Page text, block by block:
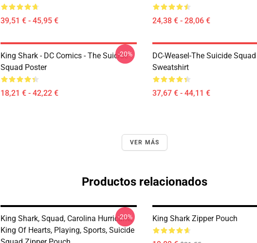
39,51 € - 45,95 € 24,38 € - 28,06 €
King Shark - DC Comics - The Suicide
Squad Poster
18,21 € - 42,22 €
-20%
DC-Weasel-The Suicide
Sweatshirt
37,67 € - 44,11 €
VER MÁS
Productos relacionados
King Shark, Squad, Carolina Hurricane,
King Of Hearts, Playing, Sports, Suicide
-20% King Shark Zipper Pouch